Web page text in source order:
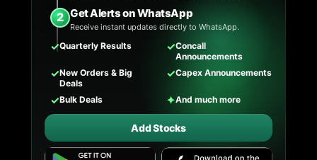
2 Get Alerts on WhatsApp
Receive instant updates directly to WhatsApp.
✓Quarterly Results ✓Concall
Announcements
✓New Orders & Big
Deals
✓Capex Announcements
✓Bulk Deals ✦And much more
Add Stocks